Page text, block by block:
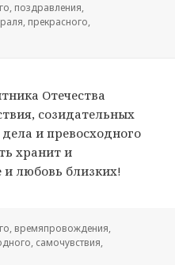
, поздравления,
, прекрасного,
Отечества
созидательных
и превосходного
хранит и
любовь близких!
, времяпровождения,
, самочувствия,